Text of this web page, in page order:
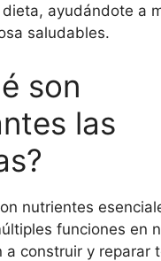
ayudándote a
saludables.
son
las
nutrientes
funciones en
a construir y reparar